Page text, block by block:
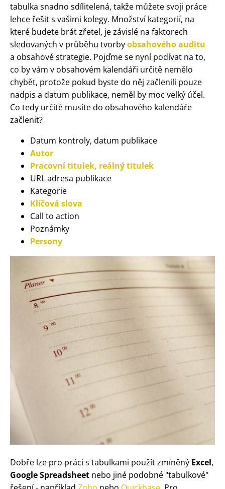
tabulka snadno sdílitelená, takže můžete svoji práce
lehce řešit s vašimi kolegy. Množství kategorií, na
které budete brát zřetel, je závislé na faktorech
sledovaných v průběhu tvorbyobsahového auditu
a obsahové strategie. Pojďme se nyní podívat na to,
co by vám v obsahovém kalendáři určitě nemělo
chybět, protože pokud byste do něj začlenili pouze
nadpis a datum publikace, neměl by moc velký účel.
Co tedy určitě musíte do obsahového kalendáře
začlenit?
Datum kontroly, datum publikace
Autor
Pracovní titulek, reálný titulek
URL adresa publikace
Kategorie
Klíčová slova
Call to action
Poznámky
Persony
Dobře lze pro práci s tabulkami použít zmíněný Excel,
Google Spreadsheet nebo jiné podobné "tabulkové"